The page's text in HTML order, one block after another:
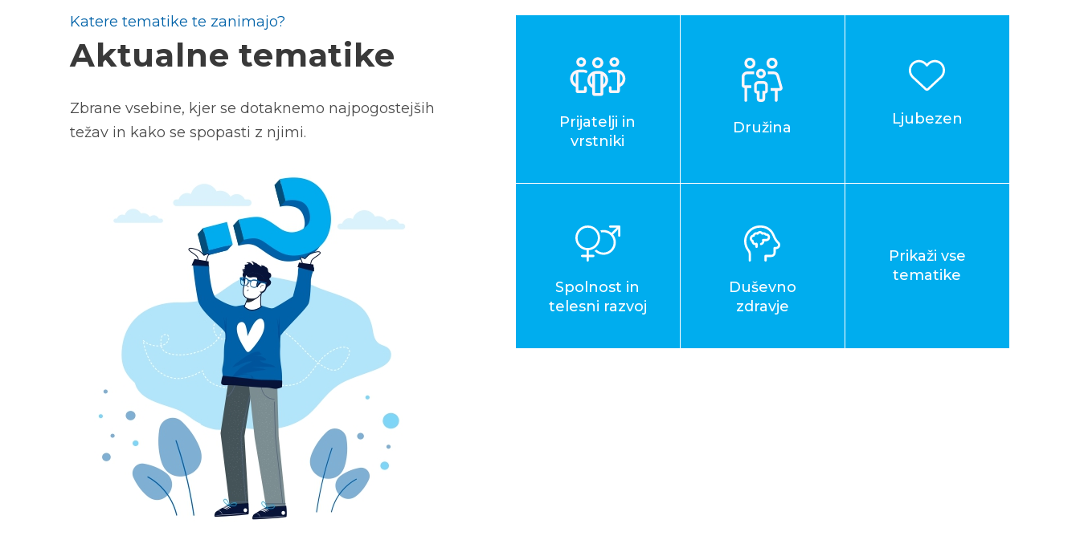
Katere tematike te zanimajo?
Aktualne tematike
Zbrane vsebine, kjer se dotaknemo najpogostejših
težav in kako se spopasti z njimi.
Prijatelji in
vrstniki
Družina Ljubezen
Spolnost in
telesni razvoj
Duševno
zdravje
Prikaži vse
tematike